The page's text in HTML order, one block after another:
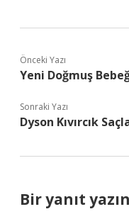
Önceki Yazı
Yeni Doğmuş
Sonraki Yazı
Dyson Kıvırcık
Bir yanıt yazın